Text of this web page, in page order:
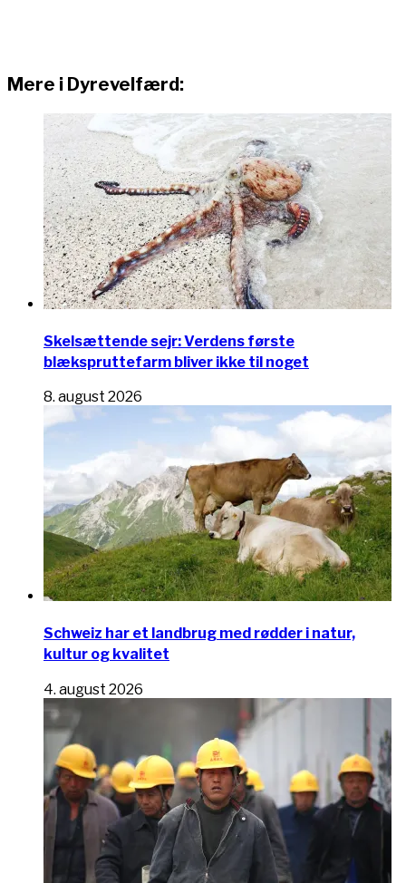
Mere i Dyrevelfærd:
Skelsættende sejr: Verdens første
blækspruttefarm bliver ikke til noget
8. august 2026
Schweiz har et landbrug med rødder i natur,
kultur og kvalitet
4. august 2026